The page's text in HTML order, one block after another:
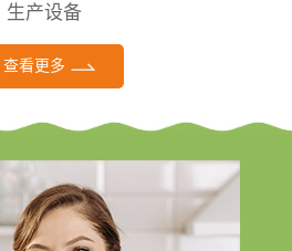
生产设备
查看更多